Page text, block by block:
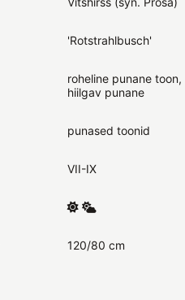
'Rotstrahlbusch'
roheline punane toon,
hiilgav punane
punased toonid
VII-IX
120/80 cm